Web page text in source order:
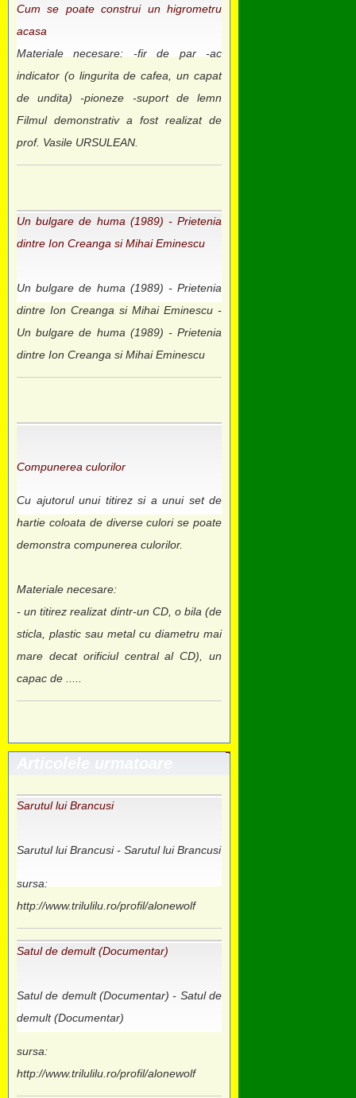
Cum se poate construi un higrometru
acasa
Materiale necesare: -fir de par -ac
indicator (o lingurita de cafea, un capat
de undita) -pioneze -suport de lemn
Filmul demonstrativ a fost realizat de
prof. Vasile URSULEAN.
Un bulgare de huma (1989) - Prietenia
dintre Ion Creanga si Mihai Eminescu
Un bulgare de huma (1989) - Prietenia
dintre Ion Creanga si Mihai Eminescu -
Un bulgare de huma (1989) - Prietenia
dintre Ion Creanga si Mihai Eminescu
Compunerea culorilor
Cu ajutorul unui titirez si a unui set de
hartie coloata de diverse culori se poate
demonstra compunerea culorilor.
Materiale necesare:
- un titirez realizat dintr-un CD, o bila (de
sticla, plastic sau metal cu diametru mai
mare decat orificiul central al CD), un
capac de .....
Articolele urmatoare
Sarutul lui Brancusi
Sarutul lui Brancusi - Sarutul lui Brancusi
sursa:
http://www.trilulilu.ro/profil/alonewolf
Satul de demult (Documentar)
Satul de demult (Documentar) - Satul de
demult (Documentar)
sursa:
http://www.trilulilu.ro/profil/alonewolf